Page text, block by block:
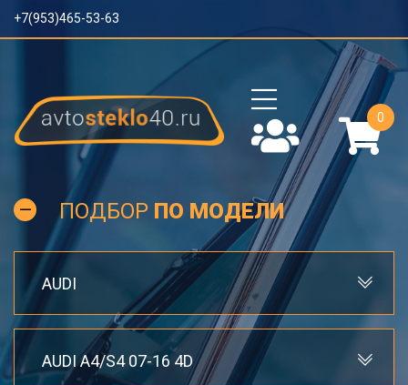
+7(953)465-53-63
0
ПОДБОР ПО МОДЕЛИ
AUDI
AUDI A4/S4 07-16 4D